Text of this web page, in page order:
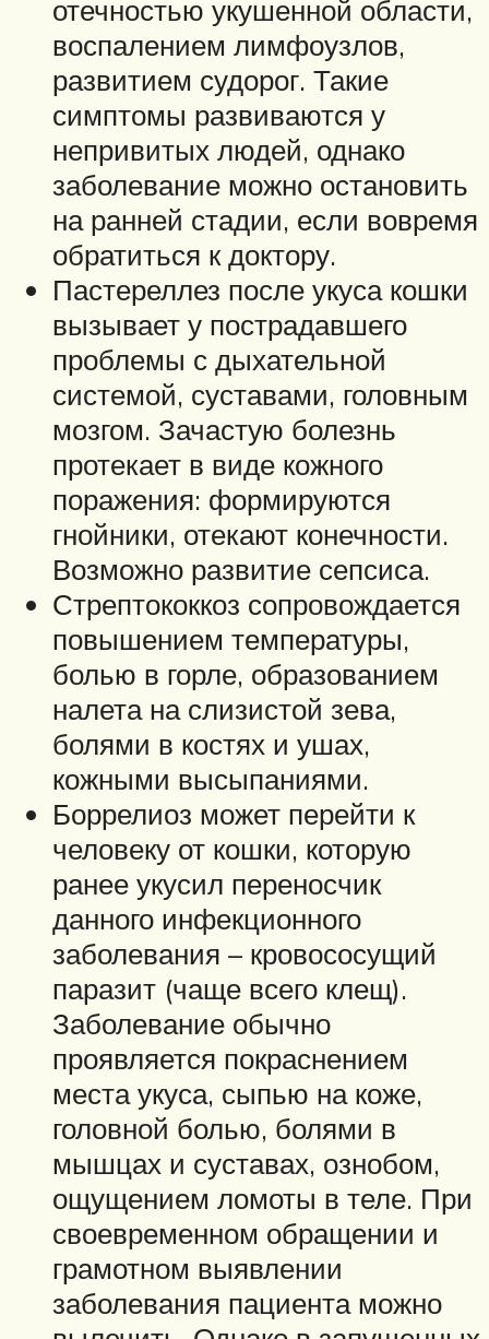
отечностью укушенной области,
воспалением лимфоузлов,
развитием судорог. Такие
симптомы развиваются у
непривитых людей, однако
заболевание можно остановить
на ранней стадии, если вовремя
обратиться к доктору.
Пастереллез после укуса кошки
вызывает у пострадавшего
проблемы с дыхательной
системой, суставами, головным
мозгом. Зачастую болезнь
протекает в виде кожного
поражения: формируются
гнойники, отекают конечности.
Возможно развитие сепсиса.
Стрептококкоз сопровождается
повышением температуры,
болью в горле, образованием
налета на слизистой зева,
болями в костях и ушах,
кожными высыпаниями.
Боррелиоз может перейти к
человеку от кошки, которую
ранее укусил переносчик
данного инфекционного
заболевания – кровососущий
паразит (чаще всего клещ).
Заболевание обычно
проявляется покраснением
места укуса, сыпью на коже,
головной болью, болями в
мышцах и суставах, ознобом,
ощущением ломоты в теле. При
своевременном обращении и
грамотном выявлении
заболевания пациента можно